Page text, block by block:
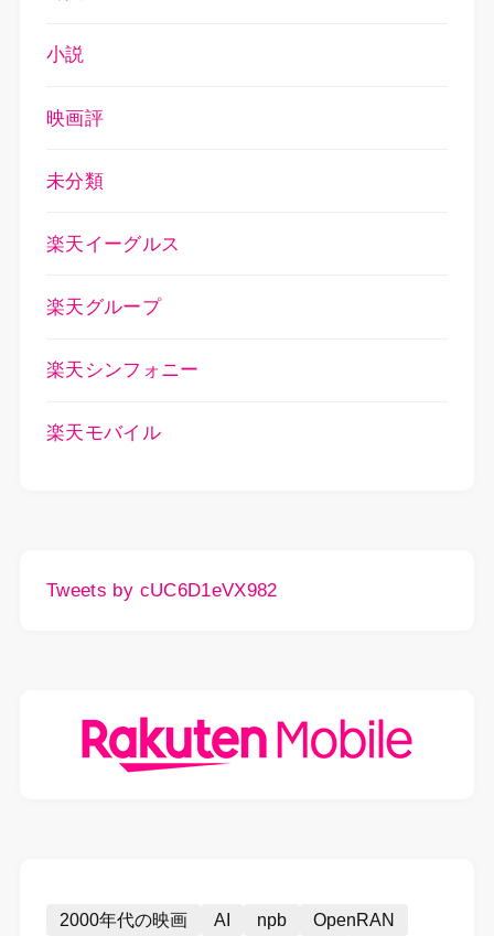
小説
映画評
未分類
楽天イーグルス
楽天グループ
楽天シンフォニー
楽天モバイル
Tweets by cUC6D1eVX982
2000年代の映画 AI npb
OpenRAN